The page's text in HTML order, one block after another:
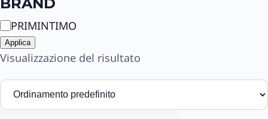
g
o
r
i
a
t
o
B
r
a
PRIMINTIMO
Applica
Visualizzazione del risultato